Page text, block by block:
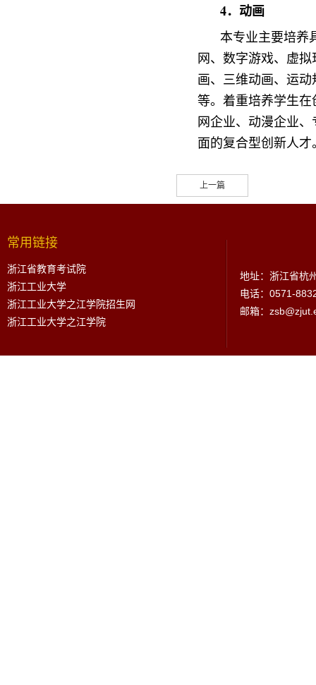
4．动画
本专业主要培养
网、数字游戏、虚
画、三维动画、运
等。着重培养学生
网企业、动漫企业
面的复合型创新人才
上一篇
常用链接
浙江省教育考试院
浙江工业大学
浙江工业大学之江学院招生网
浙江工业大学之江学院
地址：浙江省杭
电话：0571-
邮箱：